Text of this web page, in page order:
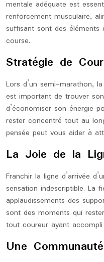
mentale adéquate est
renforcement musculaire,
suffisant sont des
course.
Stratégie de
Lors d’un semi-marathon,
est important de trouver
d’économiser son énergie
rester concentré tout au
pensée peut vous aider à
La Joie de la
Franchir la ligne d’arrivée
sensation indescriptible. La
applaudissements des
sont des moments qui
tout coureur ayant
Une